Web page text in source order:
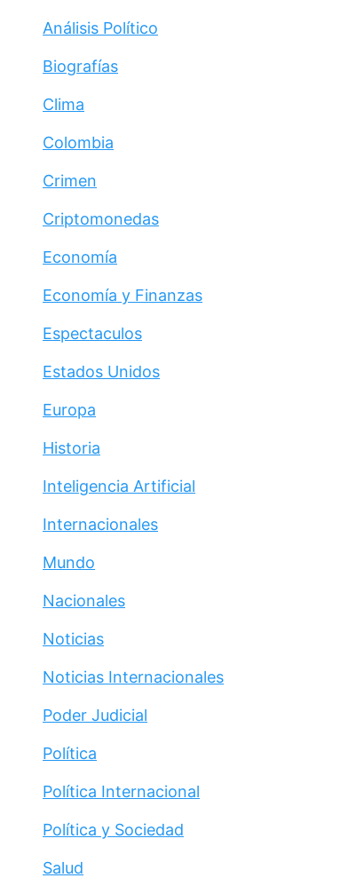
Análisis Político
Biografías
Clima
Colombia
Crimen
Criptomonedas
Economía
Economía y Finanzas
Espectaculos
Estados Unidos
Europa
Historia
Inteligencia Artificial
Internacionales
Mundo
Nacionales
Noticias
Noticias Internacionales
Poder Judicial
Política
Política Internacional
Política y Sociedad
Salud